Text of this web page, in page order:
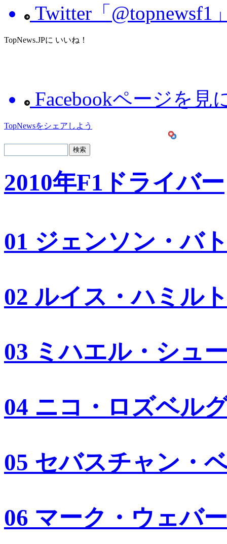
Twitter「@topnewsf1
TopNews.JPに いいね！
Facebookページを見
TopNewsをシェアしよう
2010年F1ドライバー
01 ジェンソン・バ
02 ルイス・ハミル
03 ミハエル・シュ
04 ニコ・ロズベル
05 セバスチャン・
06 マーク・ウェバー